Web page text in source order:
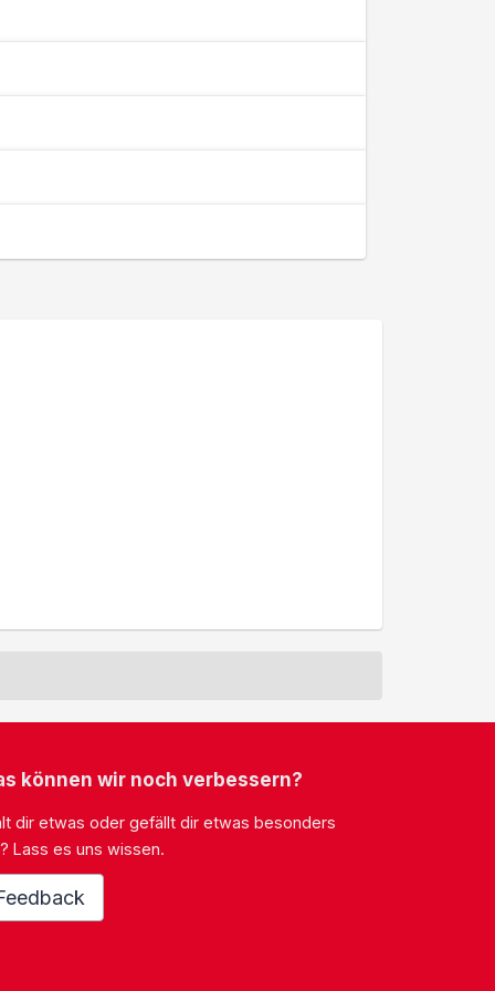
können wir noch verbessern?
dir etwas oder gefällt dir etwas besonders
Lass es uns wissen.